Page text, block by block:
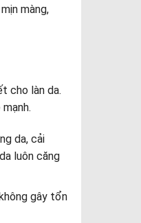
màng,
cho làn da.
da, cải
luôn căng
gây tổn